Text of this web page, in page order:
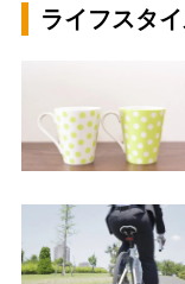
ライフスタ